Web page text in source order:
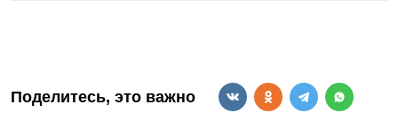
Поделитесь, это важно